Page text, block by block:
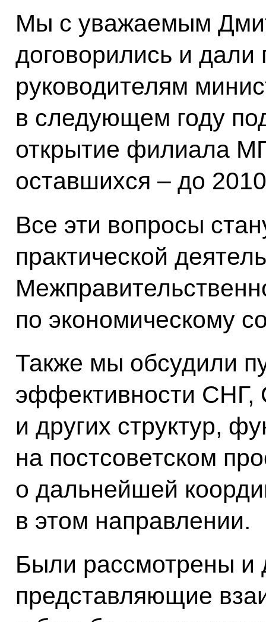
Мы с уважаемым
договорились и
руководителям
в следующем году
открытие филиала
оставшихся – до
Все эти вопросы
практической
по экономическому
Также мы обсудили
эффективности
и других структур,
на постсоветском
о дальнейшей
в этом направлении.
Были рассмотрены и
представляющие